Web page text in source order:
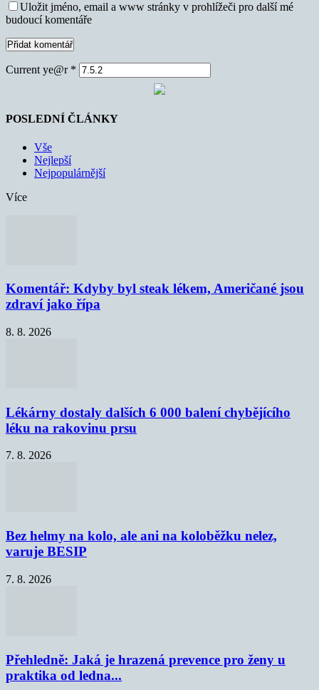
Uložit jméno, email a www stránky v prohlížeči pro další mé
budoucí komentáře
Current ye@r *
POSLEDNÍ ČLÁNKY
Vše
Nejlepší
Nejpopulárnější
Více
Komentář: Kdyby byl steak lékem, Američané jsou
zdraví jako řípa
8. 8. 2026
Lékárny dostaly dalších 6 000 balení chybějícího
léku na rakovinu prsu
7. 8. 2026
Bez helmy na kolo, ale ani na koloběžku nelez,
varuje BESIP
7. 8. 2026
Přehledně: Jaká je hrazená prevence pro ženy u
praktika od ledna...